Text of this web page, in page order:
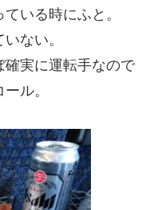
いる時にふと。
ない。
確実に運転手なので
ル。